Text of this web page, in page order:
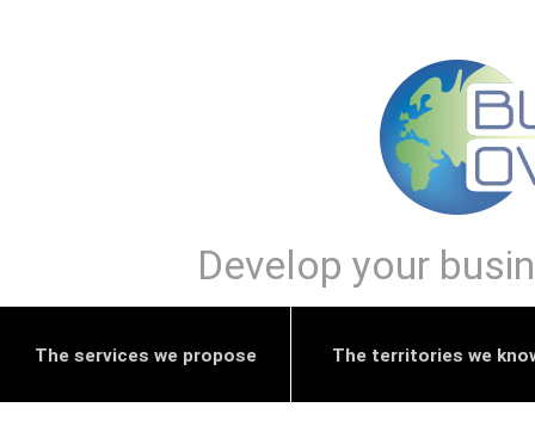
Develop your
The services we propose The territories we